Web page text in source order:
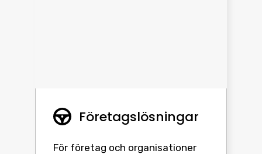
Företagslösningar
För företag och organisationer